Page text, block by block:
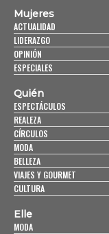
Mujeres
ACTUALIDAD
LIDERAZGO
OPINIÓN
ESPECIALES
Quién
ESPECTÁCULOS
REALEZA
CÍRCULOS
MODA
BELLEZA
VIAJES Y GOURMET
CULTURA
Elle
MODA